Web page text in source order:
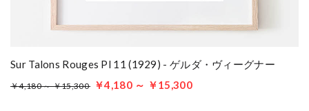
Sur Talons Rouges Pl 11 (1929) - ゲルダ・ヴィーグナー
￥4,180 ～ ￥15,300 ￥4,180 ～ ￥15,300